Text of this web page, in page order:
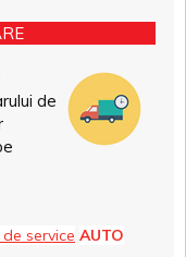
de
service AUTO